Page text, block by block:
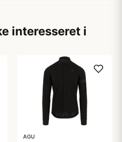
interesseret i
AGU